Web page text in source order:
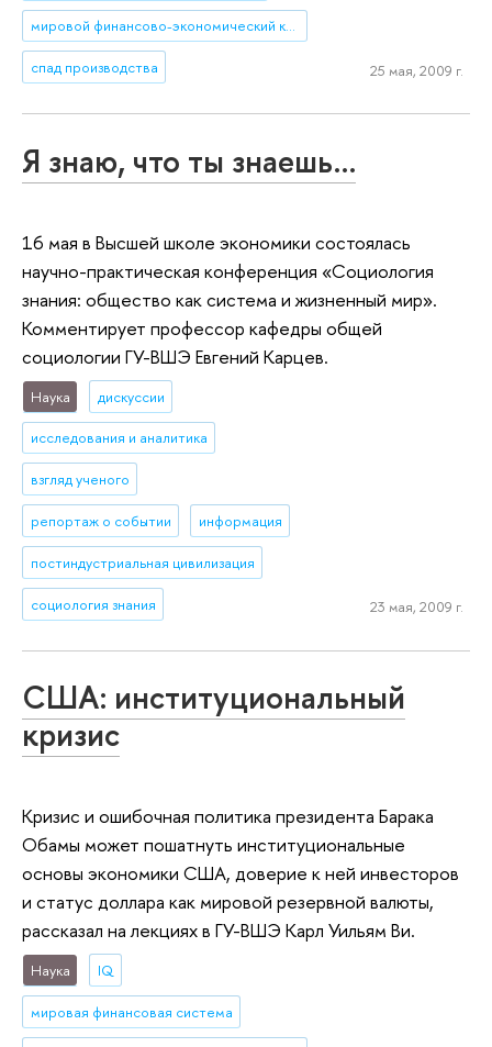
мировой финансово-экономический кризис
спад производства 25 мая, 2009 г.
Я знаю, что ты знаешь…
16 мая в Высшей школе экономики состоялась
научно-практическая конференция «Социология
знания: общество как система и жизненный мир».
Комментирует профессор кафедры общей
социологии ГУ-ВШЭ Евгений Карцев.
Наука дискуссии
исследования и аналитика
взгляд ученого
репортаж о событии информация
постиндустриальная цивилизация
социология знания 23 мая, 2009 г.
США: институциональный
кризис
Кризис и ошибочная политика президента Барака
Обамы может пошатнуть институциональные
основы экономики США, доверие к ней инвесторов
и статус доллара как мировой резервной валюты,
рассказал на лекциях в ГУ-ВШЭ Карл Уильям Ви.
Наука IQ
мировая финансовая система